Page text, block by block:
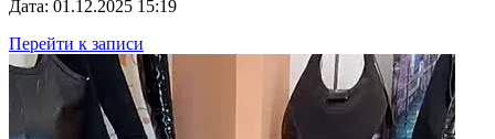
Дата: 01.12.2025 15:19
Перейти к записи